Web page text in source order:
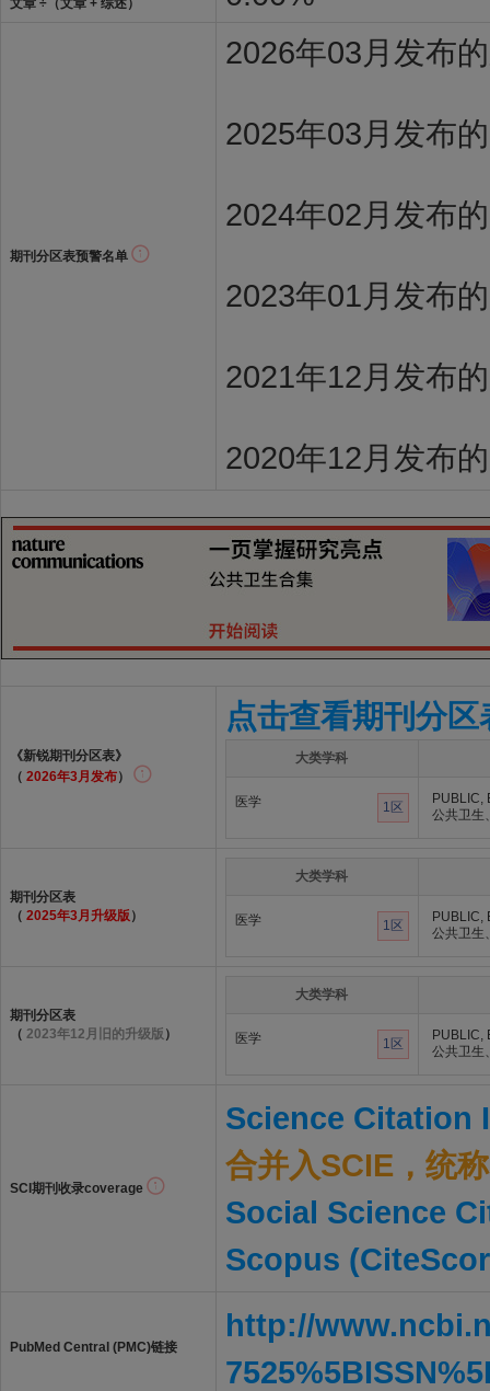
文章 ÷（文章 + 综述）
期刊分区表预警名单
2026年03月发布
2025年03月发布
2024年02月发布
2023年01月发布
2021年12月发布
2020年12月发布
《新锐期刊分区表》
（ 2026年3月发布）
点击查看期刊分区
大类学科
医学 1区
PUBLIC,
公共卫生
期刊分区表
（ 2025年3月升级版 ）
大类学科
医学 1区
PUBLIC,
公共卫生
期刊分区表
（ 2023年12月旧的升级版 ）
大类学科
医学 1区
PUBLIC,
公共卫生
SCI期刊收录coverage
Science Citation
合并入SCIE，统
Social Science
Scopus
PubMed Central (PMC)链接
http://